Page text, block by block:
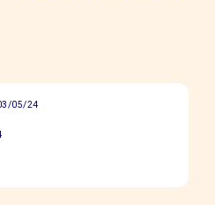
05/24